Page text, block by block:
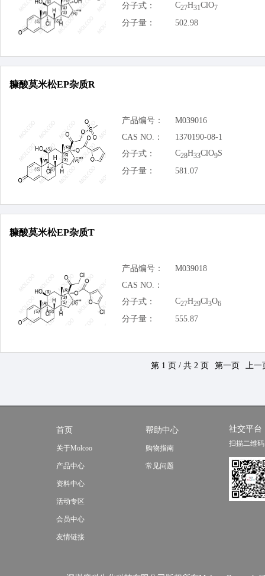
分子式：
C27H31ClO7
分子量： 502.98
糠酸莫米松EP杂质R
产品编号：
M039016
CAS NO.：
1370190-08-1
分子式：
C28H33ClO9S
分子量：
581.07
糠酸莫米松EP杂质T
产品编号：
M039018
CAS NO.：
分子式：
C27H29Cl3O6
分子量： 555.87
第 1 页 / 共 2 页 第一页 上一
首页
关于Molcoo
产品中心
资料中心
活动专区
会员中心
友情链接
帮助中心
购物指南
常见问题
社交平台
扫描二维